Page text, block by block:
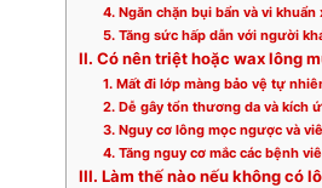
4. Ngăn chặn bụi bẩn và vi khuẩn
5. Tăng sức hấp dẫn với người
II. Có nên triệt hoặc wax lông
1. Mất đi lớp màng bảo vệ tự
2. Dễ gây tổn thương da và kích
3. Nguy cơ lông mọc ngược và
4. Tăng nguy cơ mắc các bệnh
III. Làm thế nào nếu không có